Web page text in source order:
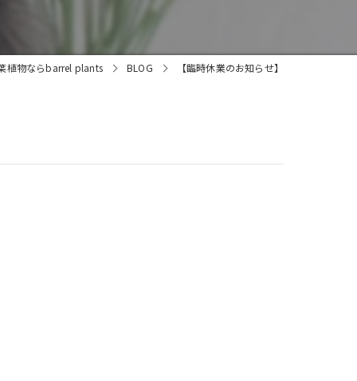
植物ならbarrel plants BLOG 【臨時休業のお知らせ】